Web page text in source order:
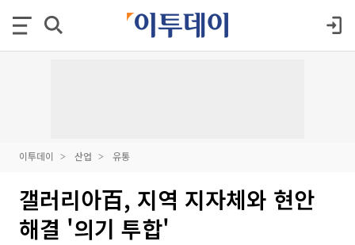
이투데이 산업 유통
갤러리아百, 지역 지자체와 현안
해결 '의기 투합'